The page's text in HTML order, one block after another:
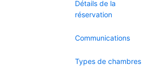
Détails de la
réservation
Communications
Types de chambres